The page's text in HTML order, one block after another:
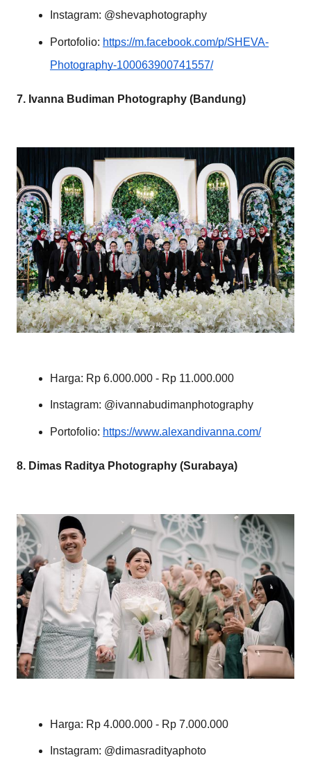
Instagram: @shevaphotography
Portofolio: https://m.facebook.com/p/SHEVA-
Photography-100063900741557/
7. Ivanna Budiman Photography (Bandung)
Harga: Rp 6.000.000 - Rp 11.000.000
Instagram: @ivannabudimanphotography
Portofolio: https://www.alexandivanna.com/
8. Dimas Raditya Photography (Surabaya)
Harga: Rp 4.000.000 - Rp 7.000.000
Instagram: @dimasradityaphoto